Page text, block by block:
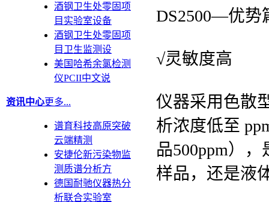
酒钢卫生处零固项
目实验室设备
酒钢卫生处零固项
目卫生监测设
美国哈希余氯检测
仪PCII中文说
资讯中心更多...
谱育科技高原突破
云端精测
安捷伦新污染物监
测质谱分析方
德国耐驰仪器热分
析联合实验室
DS2500—优势
√灵敏度高
仪器采用色散
析浓度低至
品500ppm）
样品，还是液